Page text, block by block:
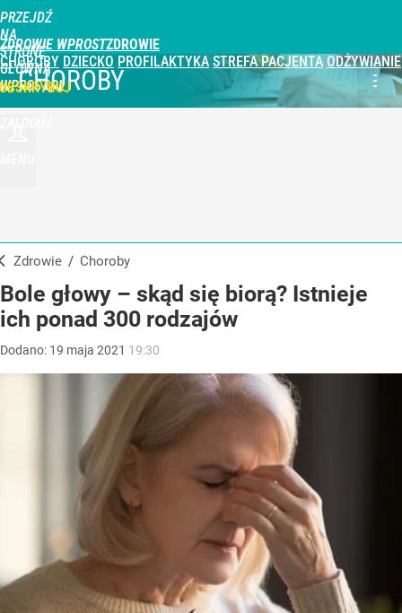
PRZEJDŹ
NA
STRONĘ
GŁÓWNĄ
WPROST.PL
ZDROWIE WPROST
CHOROBY DZIECKO PROFILAKTYKA STREFA PACJENTA ODŻYWIANIE
CHOROBY
Zdrowie / Choroby
Bole głowy – skąd się biorą? Istnieje
ich ponad 300 rodzajów
Dodano: 19 maja 2021 19:30